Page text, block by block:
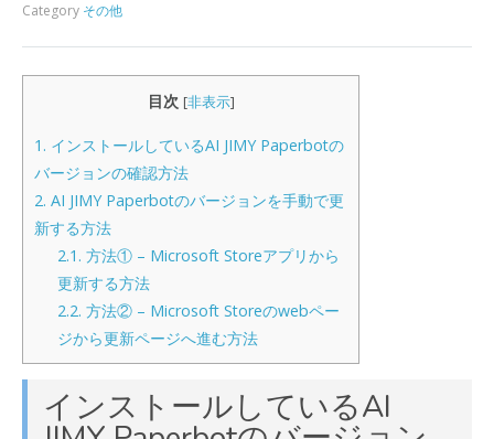
Category その他
目次 [非表示]
1. インストールしているAI JIMY Paperbotの
バージョンの確認方法
2. AI JIMY Paperbotのバージョンを手動で更
新する方法
2.1. 方法① – Microsoft Storeアプリから
更新する方法
2.2. 方法② – Microsoft Storeのwebペー
ジから更新ページへ進む方法
インストールしているAI